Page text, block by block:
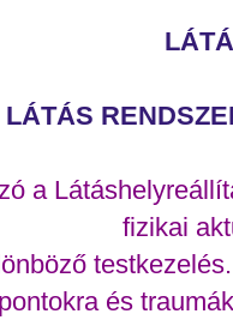
LÁTÁS
a
fizikai
és